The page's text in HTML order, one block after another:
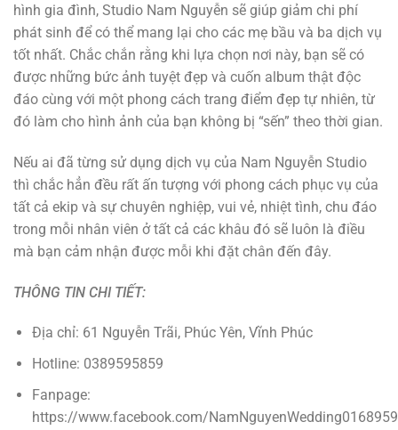
hình gia đình, Studio Nam Nguyễn sẽ giúp giảm chi phí
phát sinh để có thể mang lại cho các mẹ bầu và ba dịch vụ
tốt nhất. Chắc chắn rằng khi lựa chọn nơi này, bạn sẽ có
được những bức ảnh tuyệt đẹp và cuốn album thật độc
đáo cùng với một phong cách trang điểm đẹp tự nhiên, từ
đó làm cho hình ảnh của bạn không bị “sến” theo thời gian.
Nếu ai đã từng sử dụng dịch vụ của Nam Nguyễn Studio
thì chắc hẳn đều rất ấn tượng với phong cách phục vụ của
tất cả ekip và sự chuyên nghiệp, vui vẻ, nhiệt tình, chu đáo
trong mỗi nhân viên ở tất cả các khâu đó sẽ luôn là điều
mà bạn cảm nhận được mỗi khi đặt chân đến đây.
THÔNG TIN CHI TIẾT:
Địa chỉ: 61 Nguyễn Trãi, Phúc Yên, Vĩnh Phúc
Hotline: 0389595859
Fanpage:
https://www.facebook.com/